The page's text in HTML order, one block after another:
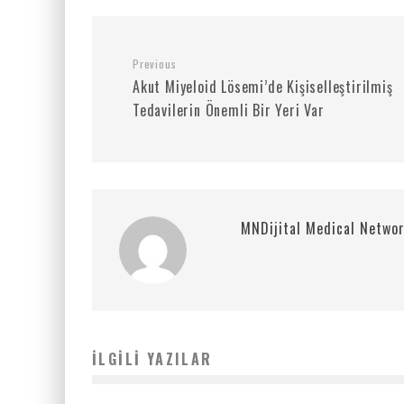
Previous
Akut Miyeloid Lösemi’de Kişiselleştirilmiş
Tedavilerin Önemli Bir Yeri Var
MNDijital Medical
İLGILI YAZILAR